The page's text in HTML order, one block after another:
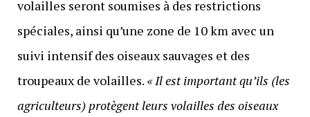
volailles seront soumises à des restrictions
spéciales, ainsi qu’une zone de 10 km avec un
suivi intensif des oiseaux sauvages et des
troupeaux de volailles. « Il est important qu’ils (les
agriculteurs) protègent leurs volailles des oiseaux